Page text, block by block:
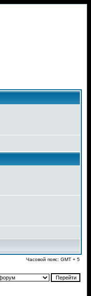
Часовой пояс: GMT + 5